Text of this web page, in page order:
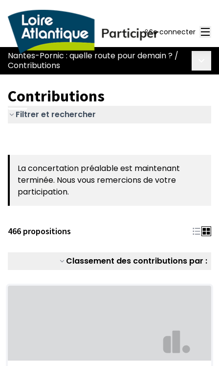
Se connecter
Nantes-Pornic : quelle route pour demain ? /
Contributions
Contributions
Filtrer et rechercher
La concertation préalable est maintenant
terminée. Nous vous remercions de votre
participation.
466 propositions
Classement des contributions par :